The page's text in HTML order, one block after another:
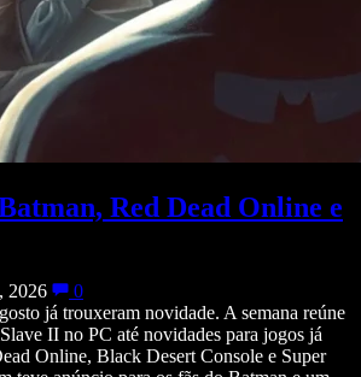
Red Dead Online e
2026
0
já trouxeram novidade. A semana reúne
II no PC até novidades para jogos já
Online, Black Desert Console e Super